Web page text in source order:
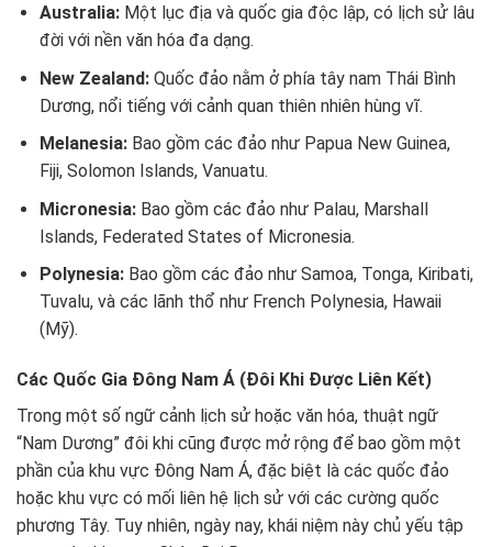
Australia:Một lục địa và quốc gia độc lập, có lịch sử lâu
đời với nền văn hóa đa dạng.
New Zealand:Quốc đảo nằm ở phía tây nam Thái Bình
Dương, nổi tiếng với cảnh quan thiên nhiên hùng vĩ.
Melanesia:Bao gồm các đảo như Papua New Guinea,
Fiji, Solomon Islands, Vanuatu.
Micronesia:Bao gồm các đảo như Palau, Marshall
Islands, Federated States of Micronesia.
Polynesia:Bao gồm các đảo như Samoa, Tonga, Kiribati,
Tuvalu, và các lãnh thổ như French Polynesia, Hawaii
(Mỹ).
Các Quốc Gia Đông Nam Á (Đôi Khi Được Liên Kết)
Trong một số ngữ cảnh lịch sử hoặc văn hóa, thuật ngữ
“Nam Dương” đôi khi cũng được mở rộng để bao gồm một
phần của khu vực Đông Nam Á, đặc biệt là các quốc đảo
hoặc khu vực có mối liên hệ lịch sử với các cường quốc
phương Tây. Tuy nhiên, ngày nay, khái niệm này chủ yếu tập